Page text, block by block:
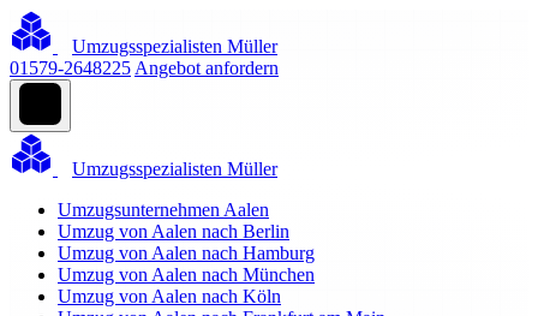
Umzugsspezialisten Müller
01579-2648225 Angebot anfordern
Umzugsspezialisten Müller
Umzugsunternehmen Aalen
Umzug von Aalen nach Berlin
Umzug von Aalen nach Hamburg
Umzug von Aalen nach München
Umzug von Aalen nach Köln